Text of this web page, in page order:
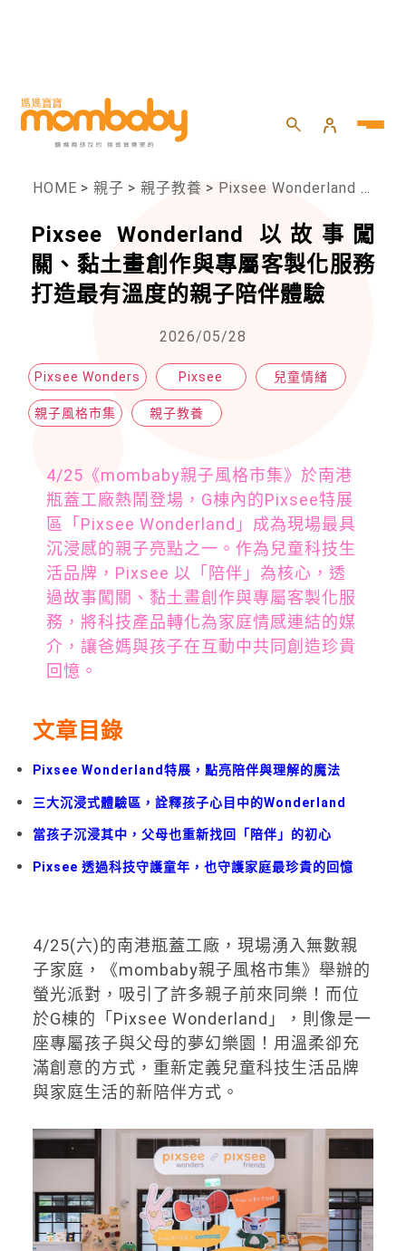
HOME > 親子 > 親子教養 > Pixsee Wonderland 以故事闖關、黏土畫創作與專屬客製化服務打造最有溫度的親子陪伴體驗
Pixsee Wonderland 以故事闖
關、黏土畫創作與專屬客製化服務
打造最有溫度的親子陪伴體驗
2026/05/28
Pixsee Wonders Pixsee 兒童情緒
親子風格市集 親子教養
4/25《mombaby親子風格市集》於南港
瓶蓋工廠熱鬧登場，G棟內的Pixsee特展
區「Pixsee Wonderland」成為現場最具
沉浸感的親子亮點之一。作為兒童科技生
活品牌，Pixsee 以「陪伴」為核心，透
過故事闖關、黏土畫創作與專屬客製化服
務，將科技產品轉化為家庭情感連結的媒
介，讓爸媽與孩子在互動中共同創造珍貴
回憶。
文章目錄
Pixsee Wonderland特展，點亮陪伴與理解的魔法
三大沉浸式體驗區，詮釋孩子心目中的Wonderland
當孩子沉浸其中，父母也重新找回「陪伴」的初心
Pixsee 透過科技守護童年，也守護家庭最珍貴的回憶
4/25(六)的南港瓶蓋工廠，現場湧入無數親
子家庭，《mombaby親子風格市集》舉辦的
螢光派對，吸引了許多親子前來同樂！而位
於G棟的「Pixsee Wonderland」，則像是一
座專屬孩子與父母的夢幻樂園！用溫柔卻充
滿創意的方式，重新定義兒童科技生活品牌
與家庭生活的新陪伴方式。